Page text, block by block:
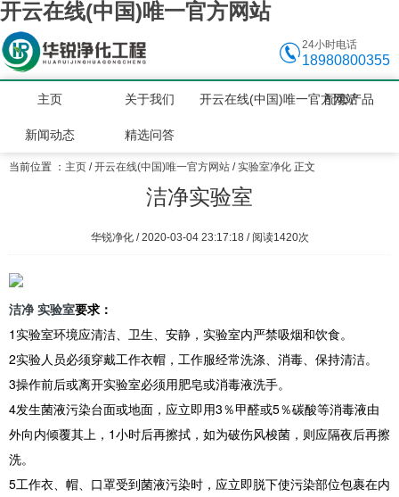
开云在线(中国)唯一官方网站
24小时电话
18980800355
主页 关于我们 开云在线(中国)唯一官方网站
配套产品
新闻动态 精选问答
当前位置 ： 主页 /开云在线(中国)唯一官方网站 /实验室净化 正文
洁净实验室
华锐净化 / 2020-03-04 23:17:18 / 阅读1420次
洁净 实验室要求：
1实验室环境应清洁、卫生、安静，实验室内严禁吸烟和饮食。
2实验人员必须穿戴工作衣帽，工作服经常洗涤、消毒、保持清洁。
3操作前后或离开实验室必须用肥皂或消毒液洗手。
4发生菌液污染台面或地面，应立即用3％甲醛或5％碳酸等消毒液由
外向内倾覆其上，1小时后再擦拭，如为破伤风梭菌，则应隔夜后再擦
洗。
5工作衣、帽、口罩受到菌液污染时，应立即脱下使污染部位包裹在内